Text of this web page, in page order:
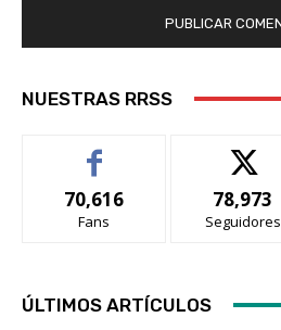
NUESTRAS RRSS
70,616
Fans
78,973
Seguidores
ÚLTIMOS ARTÍCULOS